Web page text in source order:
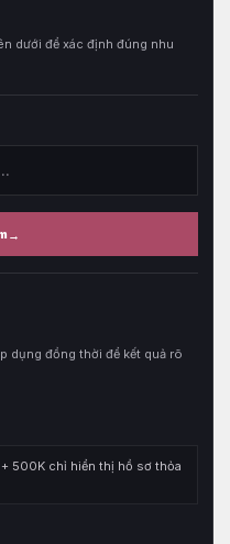
dưới để xác định đúng nhu
dụng đồng thời để kết quả rõ
500K chỉ hiển thị hồ sơ thỏa